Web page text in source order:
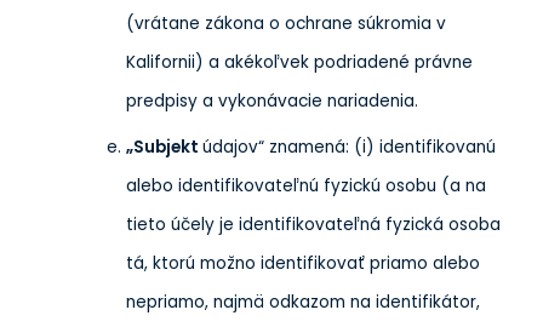
(vrátane zákona o ochrane súkromia v
Kalifornii) a akékoľvek podriadené právne
predpisy a vykonávacie nariadenia.
„Subjekt údajov“ znamená: (i) identifikovanú
alebo identifikovateľnú fyzickú osobu (a na
tieto účely je identifikovateľná fyzická osoba
tá, ktorú možno identifikovať priamo alebo
nepriamo, najmä odkazom na identifikátor,